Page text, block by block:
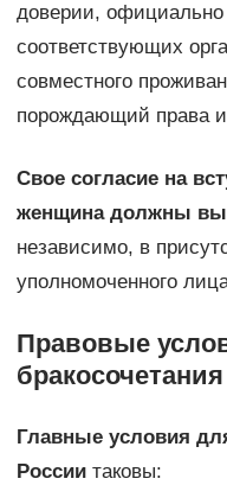
доверии, официально
соответствующих
совместного
порождающий права и
Свое согласие на
женщина должны
независимо, в
уполномоченного
Правовые
бракосочетания
Главные условия
Россиитаковы: